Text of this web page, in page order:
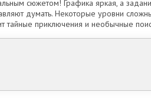
сюжетом! Графика яркая, а
думать. Некоторые уровни
тайные приключения и необычные